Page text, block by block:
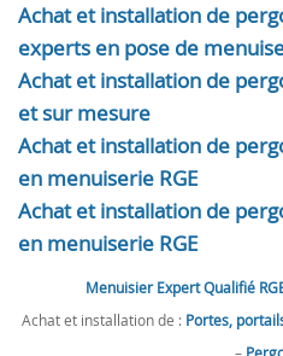
Achat et installation de
experts en pose de
Achat et installation de
et sur mesure
Achat et installation de
en menuiserie RGE
Achat et installation de
en menuiserie RGE
Menuisier Expert Qualifié
Achat et installation de : Portes,